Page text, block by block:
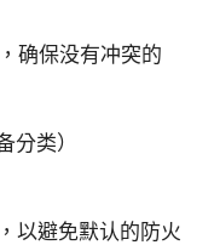
确保没有冲突的
分类）
以避免默认的防火